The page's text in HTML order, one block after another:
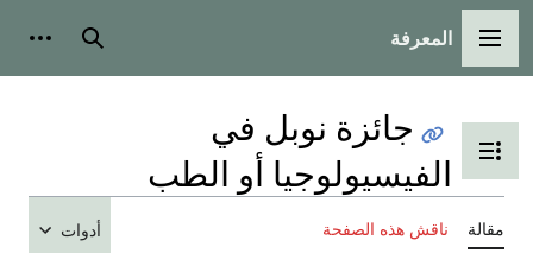
القائمة الرئيسية
المعرفة بحث
تبديل عرض جدول المحتويات
جائزة نوبل في
الفيسيولوجيا أو الطب
مقالة ناقش هذه الصفحة أدوات